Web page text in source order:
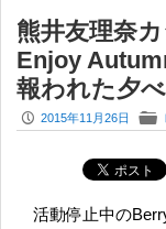
熊井友理奈
Enjoy
報われた夕べ
P 2015年11月26日 F
活動停止中のBerryz工房メンバーにして、モデルとしても